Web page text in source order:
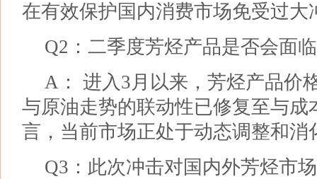
在有效保护国内消费市场免受过大
Q2：二季度芳烃产品是否会面
A： 进入3月以来，芳烃产品价
与原油走势的联动性已修复至与
言，当前市场正处于动态调整和消
Q3：此次冲击对国内外芳烃市